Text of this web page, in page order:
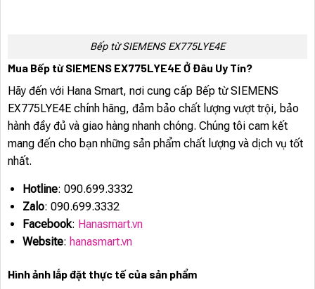
Bếp từ SIEMENS EX775LYE4E
Mua Bếp từ SIEMENS EX775LYE4E Ở Đâu Uy Tín?
Hãy đến với Hana Smart, nơi cung cấp Bếp từ SIEMENS
EX775LYE4E chính hãng, đảm bảo chất lượng vượt trội, bảo
hành đầy đủ và giao hàng nhanh chóng. Chúng tôi cam kết
mang đến cho bạn những sản phẩm chất lượng và dịch vụ tốt
nhất.
Hotline: 090.699.3332
Zalo: 090.699.3332
Facebook: Hanasmart.vn
Website: hanasmart.vn
Hình ảnh lắp đặt thực tế của sản phẩm